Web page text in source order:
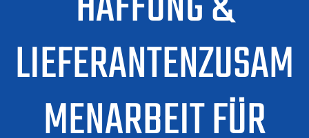
LIEFERANTENZUSAM
MENARBEIT FÜR